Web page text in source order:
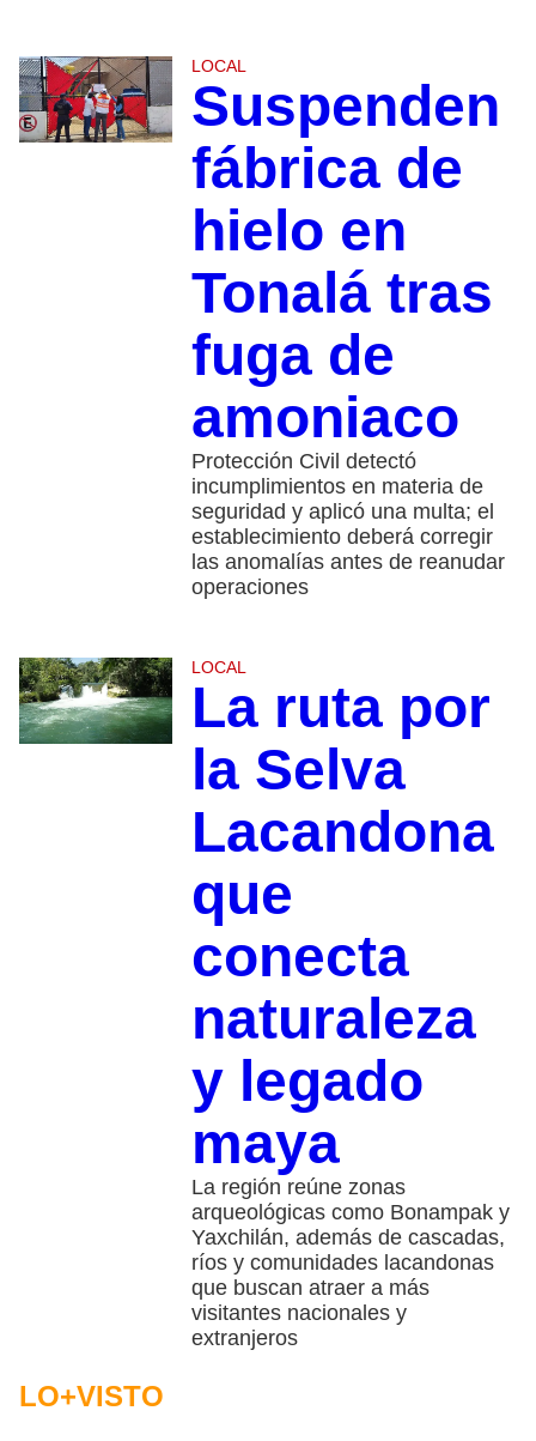
LOCAL
Suspenden
fábrica de
hielo en
Tonalá tras
fuga de
amoniaco
Protección Civil detectó
incumplimientos en materia de
seguridad y aplicó una multa; el
establecimiento deberá corregir
las anomalías antes de reanudar
operaciones
LOCAL
La ruta por
la Selva
Lacandona
que
conecta
naturaleza
y legado
maya
La región reúne zonas
arqueológicas como Bonampak y
Yaxchilán, además de cascadas,
ríos y comunidades lacandonas
que buscan atraer a más
visitantes nacionales y
extranjeros
LO+VISTO